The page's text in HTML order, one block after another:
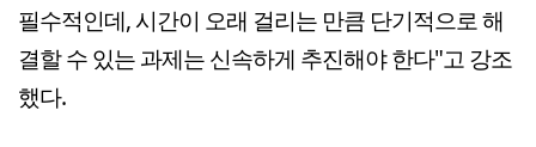
필수적인데, 시간이 오래 걸리는 만큼 단기적으로 해
결할 수 있는 과제는 신속하게 추진해야 한다"고 강조
했다.